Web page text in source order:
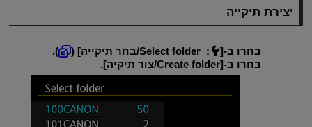
יצירת תיקייה
בחרו ב-[ : Select folder/בחר תיקייה ] (
).
בחרו ב-[Create folder/צור תיקיה ].